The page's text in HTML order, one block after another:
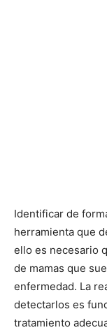
Identificar de
herramienta que
ello es necesario
de mamas que
enfermedad. La
detectarlos es
tratamiento